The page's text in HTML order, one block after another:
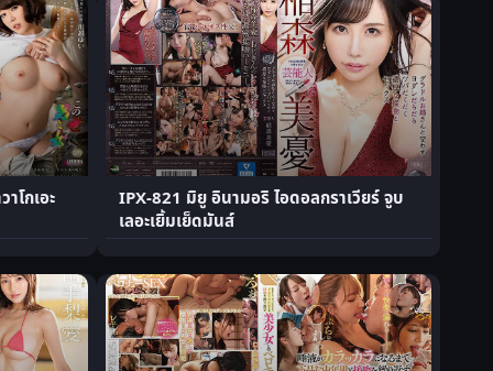
โกเอะ
IPX-821 มิยู อินามอริ ไอดอลกราเวียร์ จูบ
เลอะเยิ้มเย็ดมันส์